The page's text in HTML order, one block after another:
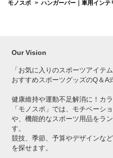
モノスポ ハンガーバー｜車用インテ
Our Vision
「お気に入りのスポーツアイテ
おすすめスポーツグッズのQ＆A
健康維持や運動不足解消に！カ
「モノスポ」では、モチベーシ
や、機能的なスポーツ用品をラ
す。
競技、季節、予算やデザインな
を探せます。